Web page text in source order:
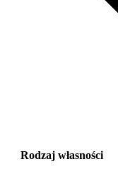
Rodzaj własności